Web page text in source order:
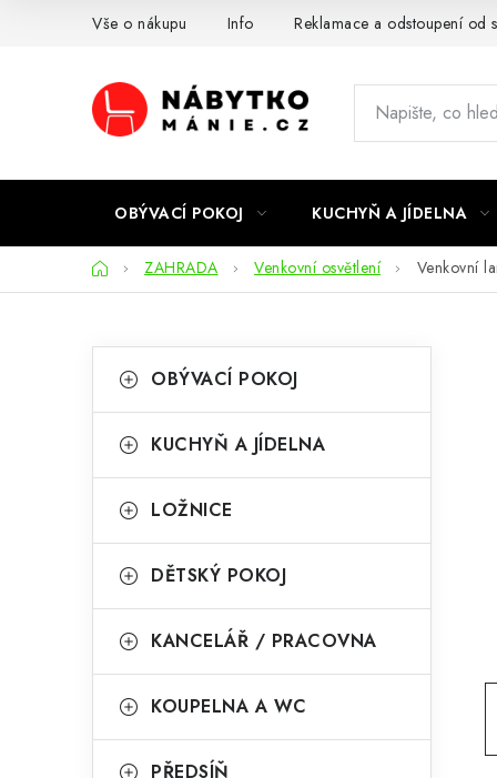
Vše o nákupu Info Reklamace a odstoupení od
OBÝVACÍ POKOJ KUCHYŇ A JÍDELNA
DomůZAHRADA Venkovní osvětlení Venkovní
o
t
r
n
n
p
kategorie
a
e
o
i
OBÝVACÍ POKOJ
KUCHYŇ A JÍDELNA
LOŽNICE
DĚTSKÝ POKOJ
KANCELÁŘ / PRACOVNA
KOUPELNA A WC
PŘEDSÍŇ